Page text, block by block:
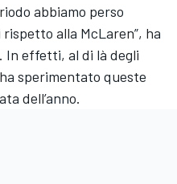
abbiamo perso
alla McLaren”, ha
In effetti, al di là degli
sperimentato queste
dell’anno.